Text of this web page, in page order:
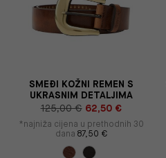
SMEĐI KOŽNI REMEN S
UKRASNIM DETALJIMA
125,00 € 62,50 €
*najniža cijena u prethodnih 30
dana 87,50 €